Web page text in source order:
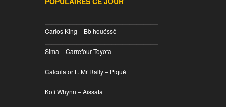
Carlos King – Bb houéssô
Sima – Carrefour Toyota
Calculator ft. Mr Rally – Piqué
Kofi Whynn – Aïssata